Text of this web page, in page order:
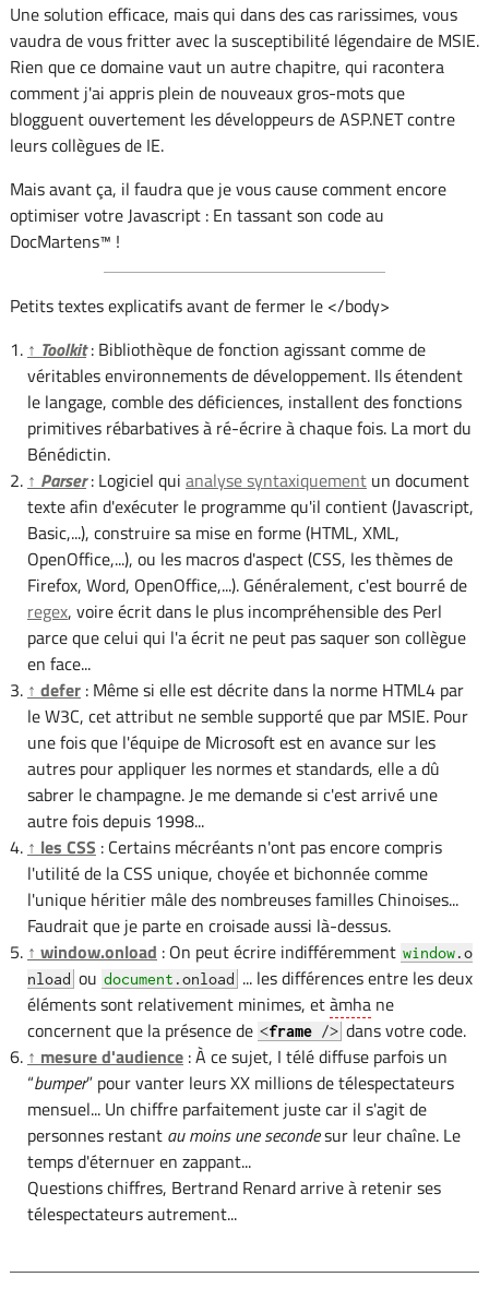
Une solution efficace, mais qui dans des cas rarissimes, vous
vaudra de vous fritter avec la susceptibilité légendaire de MSIE.
Rien que ce domaine vaut un autre chapitre, qui racontera
comment j'ai appris plein de nouveaux gros-mots que
blogguent ouvertement les développeurs de ASP.NET contre
leurs collègues de IE.
Mais avant ça, il faudra que je vous cause comment encore
optimiser votre Javascript : En tassant son code au
DocMartens™ !
Petits textes explicatifs avant de fermer le </body>
↑ Toolkit: Bibliothèque de fonction agissant comme de
véritables environnements de développement. Ils étendent
le langage, comble des déficiences, installent des fonctions
primitives rébarbatives à ré-écrire à chaque fois. La mort du
Bénédictin.
↑ Parser: Logiciel qui analyse syntaxiquementun document
texte afin d'exécuter le programme qu'il contient (Javascript,
Basic,...), construire sa mise en forme (HTML, XML,
OpenOffice,...), ou les macros d'aspect (CSS, les thèmes de
Firefox, Word, OpenOffice,...). Généralement, c'est bourré de
regex, voire écrit dans le plus incompréhensible des Perl
parce que celui qui l'a écrit ne peut pas saquer son collègue
en face...
↑ defer: Même si elle est décrite dans la norme HTML4 par
le W3C, cet attribut ne semble supporté que par MSIE. Pour
une fois que l'équipe de Microsoft est en avance sur les
autres pour appliquer les normes et standards, elle a dû
sabrer le champagne. Je me demande si c'est arrivé une
autre fois depuis 1998...
↑ les CSS : Certains mécréants n'ont pas encore compris
l'utilité de la CSS unique, choyée et bichonnée comme
l'unique héritier mâle des nombreuses familles Chinoises...
Faudrait que je parte en croisade aussi là-dessus.
↑ window.onload : On peut écrire indifféremment window.o
nload ou document .onload ... les différences entre les deux
éléments sont relativement minimes, etàmhane
concernent que la présence de <frame/>dans votre code.
↑ mesure d'audience: À ce sujet, I télé diffuse parfois un
“bumper” pour vanter leurs XX millions de télespectateurs
mensuel... Un chiffre parfaitement juste car il s'agit de
personnes restant au moins une secondesur leur chaîne. Le
temps d'éternuer en zappant...
Questions chiffres, Bertrand Renard arrive à retenir ses
télespectateurs autrement...